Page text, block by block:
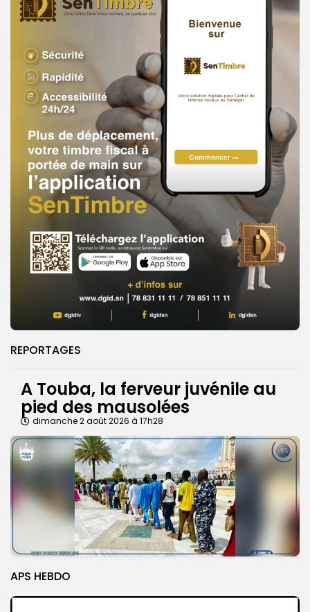
REPORTAGES
A Touba, la ferveur juvénile au
pied des mausolées
dimanche 2 août 2026 à 17h28
APS HEBDO